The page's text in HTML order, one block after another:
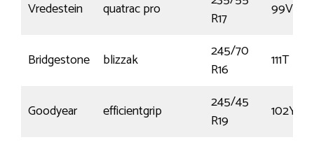
Vredestein quatrac pro
R17
99V
Bridgestone blizzak
245/70
R16
111T
Goodyear efficientgrip
245/45
R19
102Y